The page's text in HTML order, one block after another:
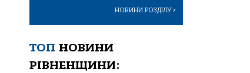
НОВИНИ РОЗДІЛУ>
ТОП НОВИНИ
РІВНЕНЩИНИ: